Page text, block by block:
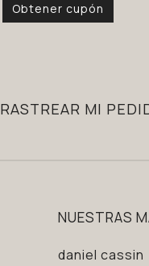
Obtener cupón
RASTREAR MI
NUESTRAS
daniel cassin